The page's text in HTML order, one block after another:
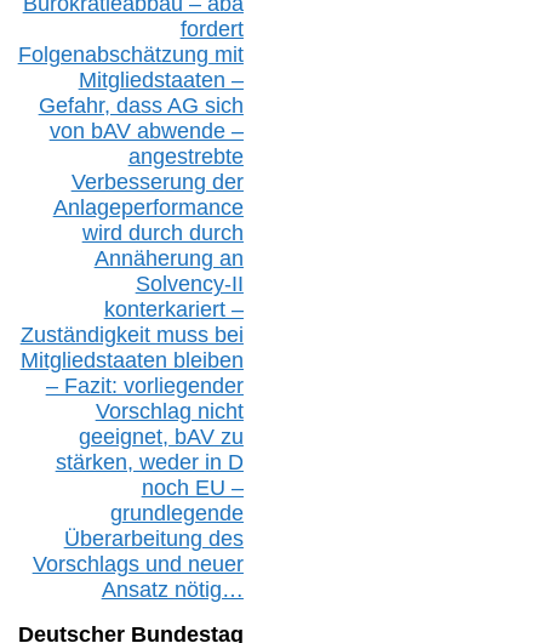
fordert
Folgenabschätzung mit
Mitgliedstaaten –
Gefahr, dass AG sich
von bAV abwende –
angestrebte
Verbesserung der
Anlageperformance
wird durch durch
Annäherung an
Solvency-II
konterkariert –
Zuständigkeit muss bei
Mitgliedstaaten bleiben
– Fazit: vorliegender
Vorschlag nicht
geeignet, bAVzu
stärken, weder in D
noch EU –
grundlegende
Überarbeitung des
Vorschlags und neuer
Ansatz nötig…
Deutscher Bundestag